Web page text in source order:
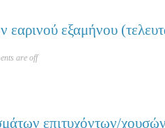
εξαμήνου
are off
επιτυχόντων/